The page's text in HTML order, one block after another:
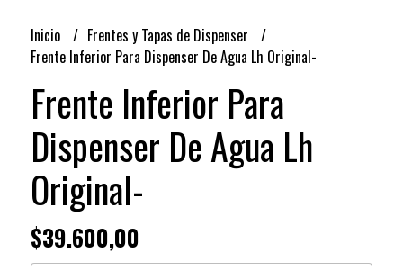
Inicio
Frentes y Tapas de Dispenser
Frente Inferior Para Dispenser De Agua Lh Original-
Frente Inferior Para
Dispenser De Agua Lh
Original-
$39.600,00